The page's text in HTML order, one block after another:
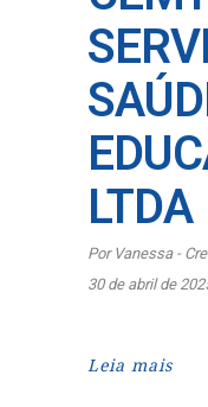
LTDA
Por Vanessa -
30 de abril de
Leia mais